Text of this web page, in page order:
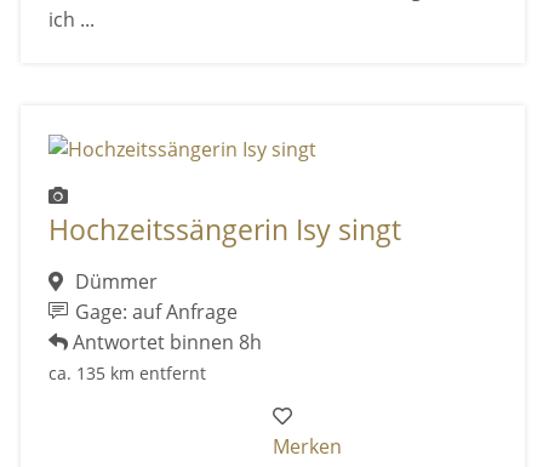
ich ...
Hochzeitssängerin Isy singt
Dümmer
Gage: auf Anfrage
Antwortet binnen 8h
ca. 135 km entfernt
Merken